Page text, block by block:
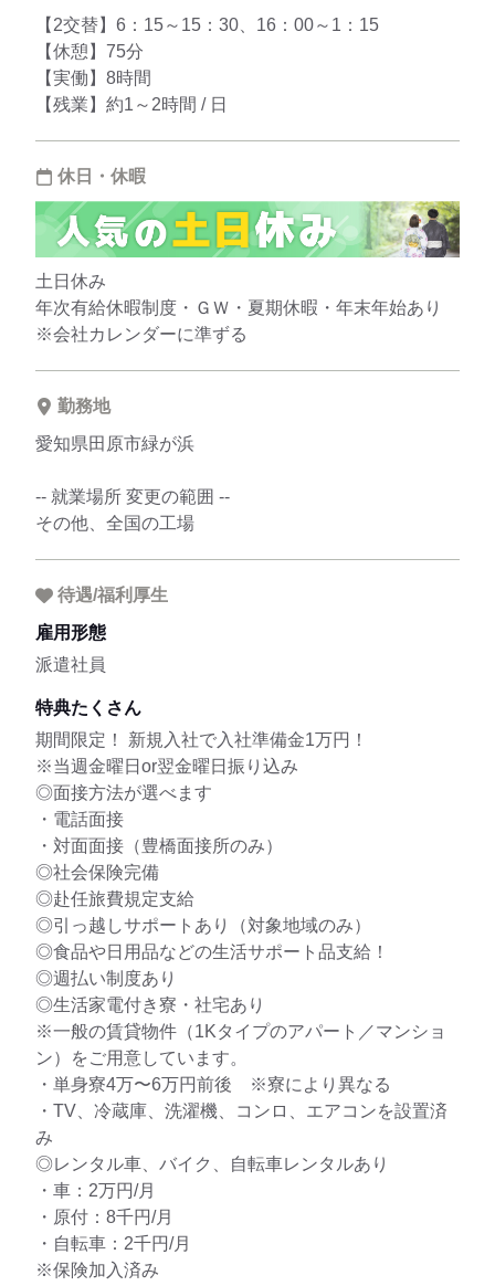
【2交替】6：15～15：30、16：00～1：15
【休憩】75分
【実働】8時間
【残業】約1～2時間 / 日
休日・休暇
土日休み
年次有給休暇制度・ＧＷ・夏期休暇・年末年始あり
※会社カレンダーに準ずる
勤務地
愛知県田原市緑が浜
-- 就業場所 変更の範囲 --
その他、全国の工場
待遇/福利厚生
雇用形態
派遣社員
特典たくさん
期間限定！ 新規入社で入社準備金1万円！
※当週金曜日or翌金曜日振り込み
◎面接方法が選べます
・電話面接
・対面面接（豊橋面接所のみ）
◎社会保険完備
◎赴任旅費規定支給
◎引っ越しサポートあり（対象地域のみ）
◎食品や日用品などの生活サポート品支給！
◎週払い制度あり
◎生活家電付き寮・社宅あり
※一般の賃貸物件（1Kタイプのアパート／マンショ
ン）をご用意しています。
・単身寮4万〜6万円前後 ※寮により異なる
・TV、冷蔵庫、洗濯機、コンロ、エアコンを設置済
み
◎レンタル車、バイク、自転車レンタルあり
・車：2万円/月
・原付：8千円/月
・自転車：2千円/月
※保険加入済み